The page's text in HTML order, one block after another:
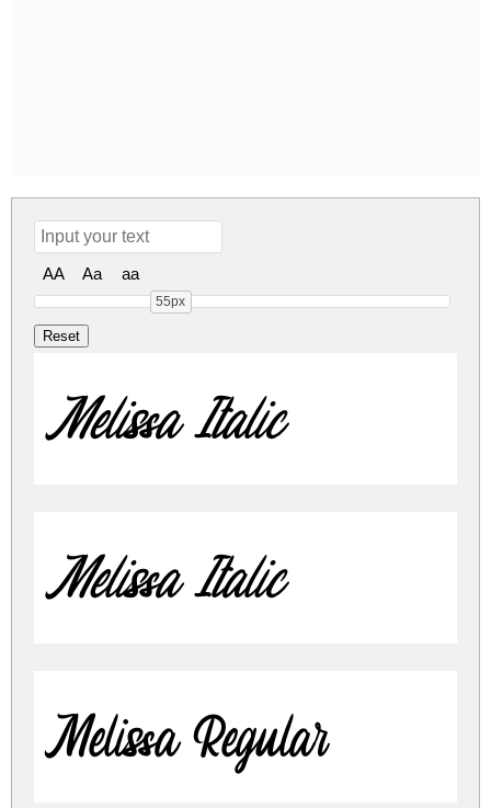
AA Aa aa
55px
Melissa Italic
Melissa Italic
Melissa Regular